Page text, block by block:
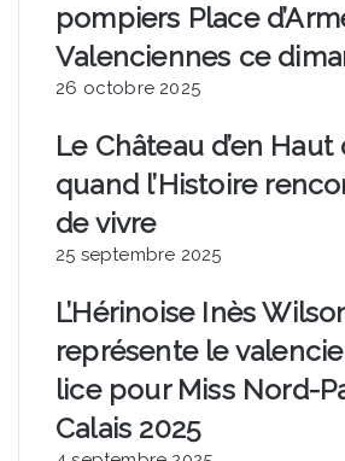
pompiers Place
Valenciennes ce
26 octobre 2025
Le Château d’en Haut
quand l’Histoire
de vivre
25 septembre 2025
L’Hérinoise Inès
représente le
lice pour Miss Nord-
Calais 2025